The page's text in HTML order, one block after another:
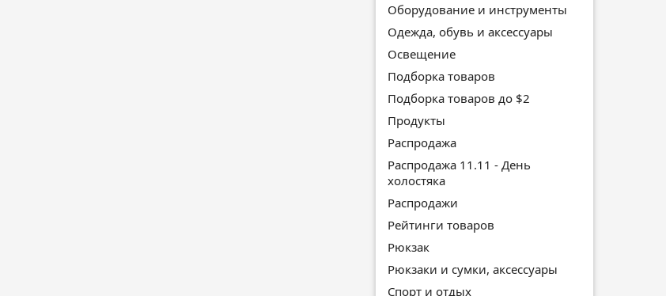
Оборудование и инструменты
Одежда, обувь и аксессуары
Освещение
Подборка товаров
Подборка товаров до $2
Продукты
Распродажа
Распродажа 11.11 - День
холостяка
Распродажи
Рейтинги товаров
Рюкзак
Рюкзаки и сумки, аксессуары
Спорт и отдых